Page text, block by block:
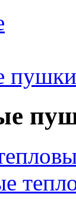
пушки